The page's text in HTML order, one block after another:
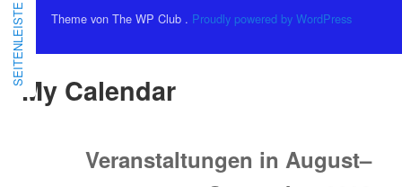
My Calendar
Veranstaltungen in August–
SEITENLEISTE Theme von The WP Club . Proudly powered by WordPress